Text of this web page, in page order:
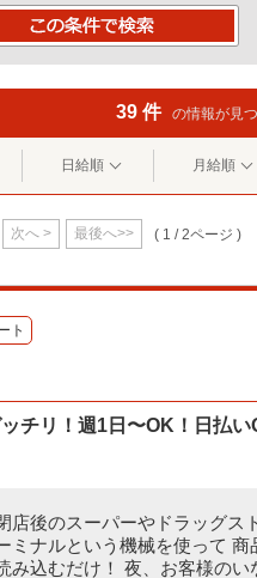
39 件 の情報が見
日給順 月給順
次へ > 最後へ>> ( 1 / 2ページ )
ト
チリ！週1日〜OK！日払い
店後のスーパーやドラッグス
ミナルという機械を使って 商
み込むだけ！ 夜、お客様の